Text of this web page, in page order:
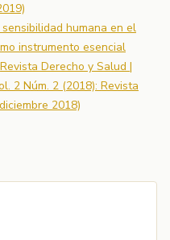
sensibilidad humana en el
instrumento esencial
Revista Derecho y Salud |
2 Núm. 2 (2018): Revista
2018)